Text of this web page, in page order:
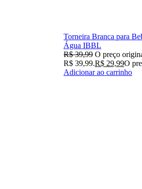
Torneira Branca para
Água IBBL
R$39,99 O preço
R$ 39,99.R$ 29,99O
Adicionar ao carrinho